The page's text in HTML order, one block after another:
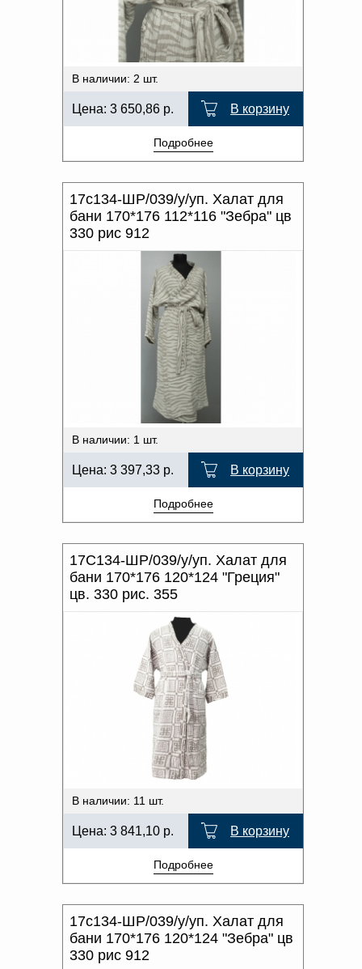
Документы по работе с
персональными данными
Вопросы и ответы
ХАРАКТЕР РИСУНКА
ОТТЕНОК ЦВЕТА
В наличии: 2 шт.
Цена: 3 650,86 р. В корзину
Подробнее
17с134-ШР/039/у/уп. Халат для
бани 170*176 112*116 "Зебра" цв
330 рис 912
В наличии: 1 шт.
Цена: 3 397,33 р. В корзину
Подробнее
17С134-ШР/039/у/уп. Халат для
бани 170*176 120*124 "Греция"
цв. 330 рис. 355
В наличии: 11 шт.
Цена: 3 841,10 р. В корзину
Подробнее
17с134-ШР/039/у/уп. Халат для
бани 170*176 120*124 "Зебра" цв
330 рис 912
в